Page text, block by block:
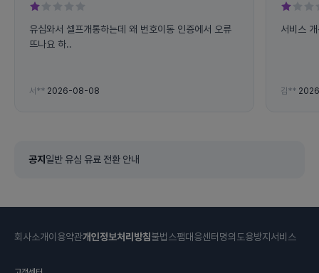
유심와서 셀프개통하는데 왜 번호이동 인증에서 오류
뜨나요 하..
서** 2026-08-08
서비스
김**
공지 일반 유심 유료 전환 안내
회사소개이용약관개인정보처리방침불법스팸대응센터 명의도용방지서비스